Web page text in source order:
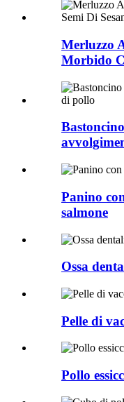
Merluzzo
Morbido
Panino
salmone
Ossa
Pelle di
Pollo